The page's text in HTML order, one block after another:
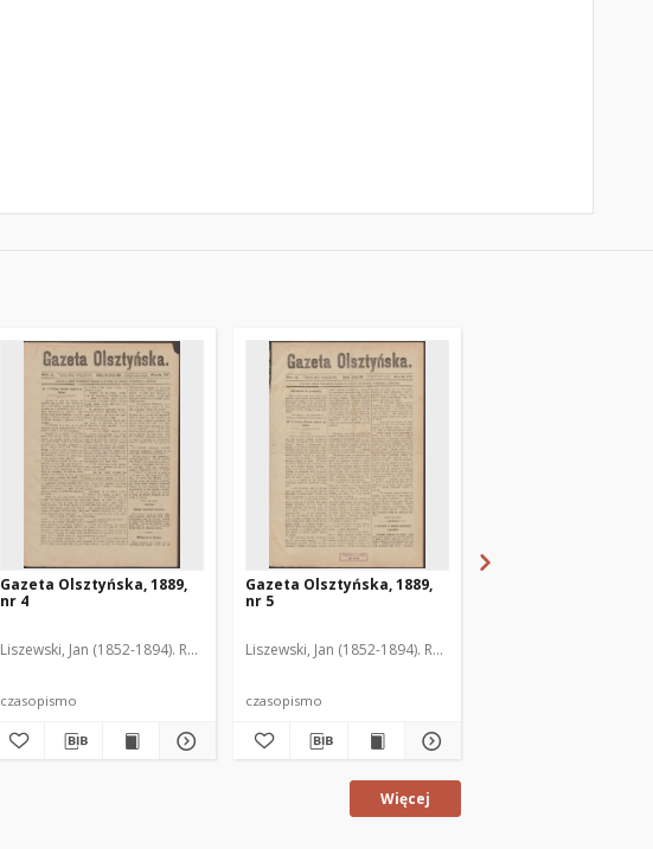
Gazeta Olsztyńska, 1889,
nr 4
Liszewski, Jan (1852-1894). Red.
czasopismo
Gazeta Olsztyńska, 1889,
nr 5
Liszewski, Jan (1852-1894). Red.
czasopismo
Więcej